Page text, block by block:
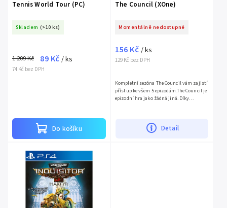
Tennis World Tour (PC)
Skladem (>10 ks)
74 Kč bez DPH
1 209 Kč 89 Kč / ks
Do košíku
The Council (XOne)
Momentálně nedostupné
129 Kč bez DPH
156 Kč / ks
Detail
Kompletní sezóna The Council vám zajistí
přístup ke všem 5 epizodám.The Council je
epizodní hra jako žádná jiná. Díky